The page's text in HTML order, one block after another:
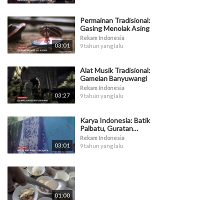
03:01
Permainan Tradisional:
Gasing Menolak Asing
Rekam Indonesia
9 tahun yang lalu
03:27
Alat Musik Tradisional:
Gamelan Banyuwangi
Rekam Indonesia
9 tahun yang lalu
03:01
Karya Indonesia: Batik
Palbatu, Guratan
Kehidupan
Rekam Indonesia
9 tahun yang lalu
01:00